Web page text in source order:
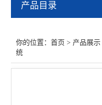
产品目录
单层玻璃反应釜
你的位置：首页 > 产品展示
统